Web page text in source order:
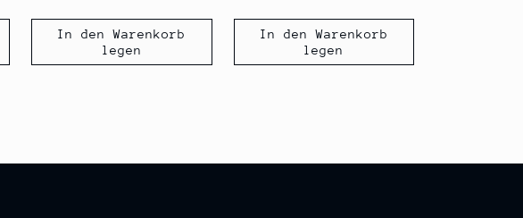
In den Warenkorb
legen
In den Warenkorb
legen